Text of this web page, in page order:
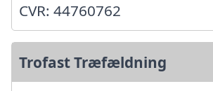
CVR: 44760762
Trofast Træfældning